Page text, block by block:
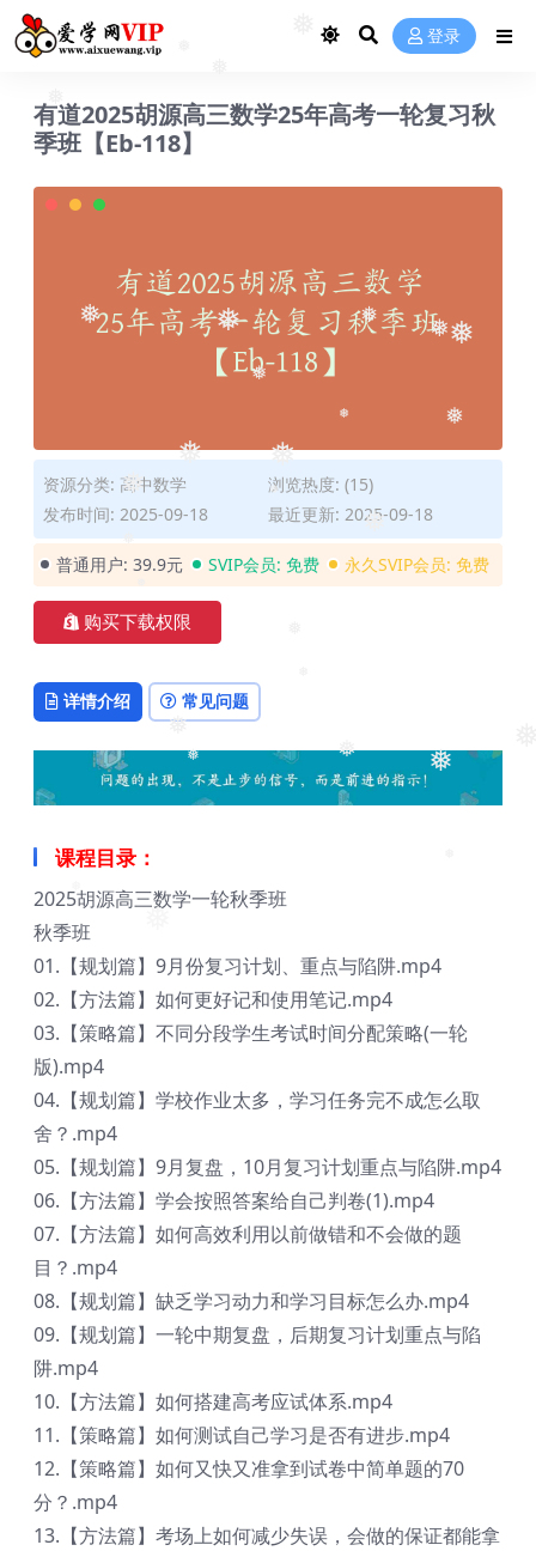
❅
❅
❅
❅
❅
❅
❅
❅
❅
❅
❅
❅
❅
❅
❅
❅
❅
❅
❅ 登录
有道2025胡源高三数学25年高考一轮复习秋
季班【Eb-118】
资源分类: 高中数学
浏览热度: (15)
发布时间: 2025-09-18
最近更新: 2025-09-18
普通用户: 39.9元 SVIP会员: 免费 永久SVIP会员: 免费
购买下载权限
详情介绍 常见问题
课程目录：
2025胡源高三数学一轮秋季班
秋季班
01.【规划篇】9月份复习计划、重点与陷阱.mp4
02.【方法篇】如何更好记和使用笔记.mp4
03.【策略篇】不同分段学生考试时间分配策略(一轮
版).mp4
04.【规划篇】学校作业太多，学习任务完不成怎么取
舍？.mp4
05.【规划篇】9月复盘，10月复习计划重点与陷阱.mp4
06.【方法篇】学会按照答案给自己判卷(1).mp4
07.【方法篇】如何高效利用以前做错和不会做的题
目？.mp4
08.【规划篇】缺乏学习动力和学习目标怎么办.mp4
09.【规划篇】一轮中期复盘，后期复习计划重点与陷
阱.mp4
10.【方法篇】如何搭建高考应试体系.mp4
11.【策略篇】如何测试自己学习是否有进步.mp4
12.【策略篇】如何又快又准拿到试卷中简单题的70
分？.mp4
13.【方法篇】考场上如何减少失误，会做的保证都能拿